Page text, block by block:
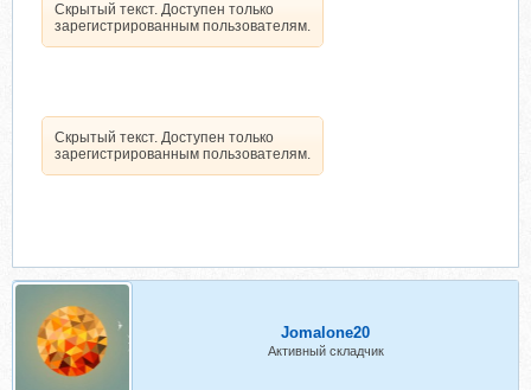
Скрытый текст. Доступен только
зарегистрированным пользователям.
Скрытый текст. Доступен только
зарегистрированным пользователям.
Jomalone20
Активный складчик